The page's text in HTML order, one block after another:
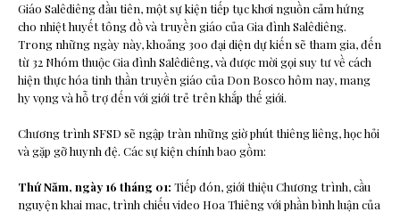
Giáo Salêdiêng đầu tiên, một sự kiện tiếp tục khơi nguồn cảm hứng
cho nhiệt huyết tông đồ và truyền giáo của Gia đình Salêdiêng.
Trong những ngày này, khoảng 300 đại diện dự kiến sẽ tham gia, đến
từ 32 Nhóm thuộc Gia đình Salêdiêng, và được mời gọi suy tư về cách
hiện thực hóa tinh thần truyền giáo của Don Bosco hôm nay, mang
hy vọng và hỗ trợ đến với giới trẻ trên khắp thế giới.
Chương trình SFSD sẽ ngập tràn những giờ phút thiêng liêng, học hỏi
và gặp gỡ huynh đệ. Các sự kiện chính bao gồm:
Thứ Năm, ngày 16 tháng 01: Tiếp đón, giới thiệu Chương trình, cầu
nguyện khai mac, trình chiếu video Hoa Thiêng với phần bình luận của